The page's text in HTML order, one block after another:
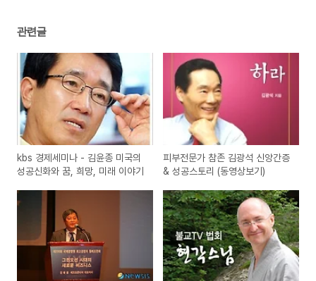
관련글
kbs 경제세미나 - 김윤종 미국의
성공신화와 꿈, 희망, 미래 이야기
피부전문가 참존 김광석 신앙간증
& 성공스토리 (동영상보기)